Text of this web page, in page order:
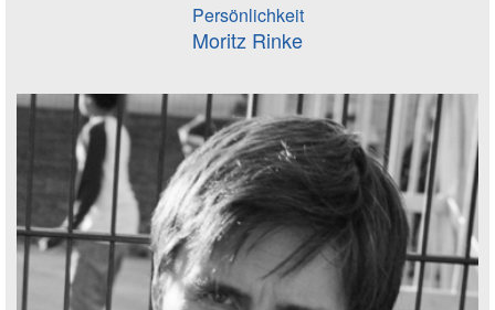
Persönlichkeit
Moritz Rinke